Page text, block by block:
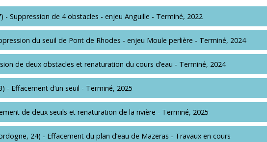
- Suppression de 4 obstacles - enjeu Anguille - Terminé, 2022
du seuil de Pont de Rhodes - enjeu Moule perlière - Terminé, 2024
de deux obstacles et renaturation du cours d’eau - Terminé, 2024
- Effacement d’un seuil - Terminé, 2025
de deux seuils et renaturation de la rivière - Terminé, 2025
24) - Effacement du plan d’eau de Mazeras - Travaux en cours